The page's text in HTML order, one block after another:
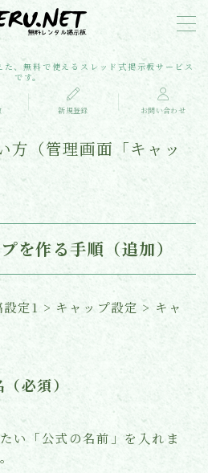
、無料で使えるスレッド式掲示板サービス
です。
新規登録 お問い合わせ
方（管理画面「キャッ
を作る手順（追加）
定1 > キャップ設定 > キャ
必須）
い「公式の名前」を入れま